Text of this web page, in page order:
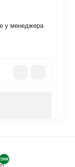
у менеджера